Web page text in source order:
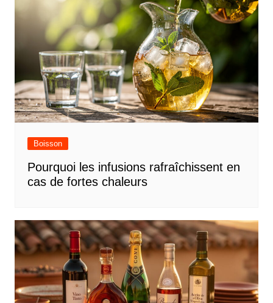
Boisson
Pourquoi les infusions rafraîchissent en
cas de fortes chaleurs